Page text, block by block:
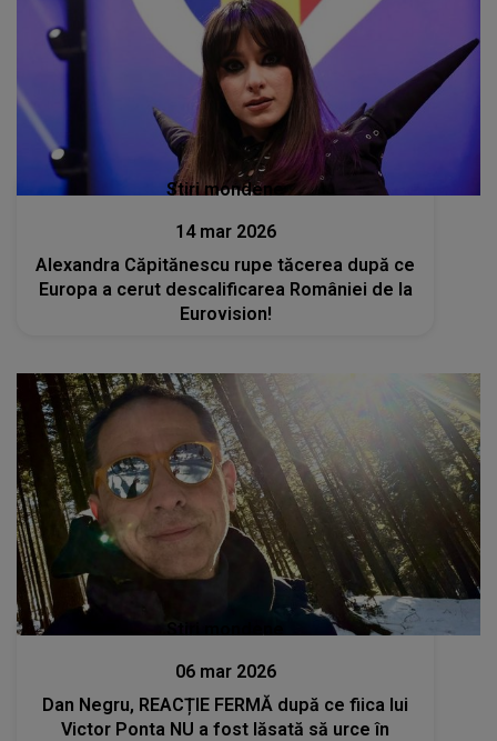
Stiri mondene
14 mar 2026
Alexandra Căpitănescu rupe tăcerea după ce
Europa a cerut descalificarea României de la
Eurovision!
06 mar 2026
Dan Negru, REACȚIE FERMĂ după ce fiica lui
Victor Ponta NU a fost lăsată să urce în